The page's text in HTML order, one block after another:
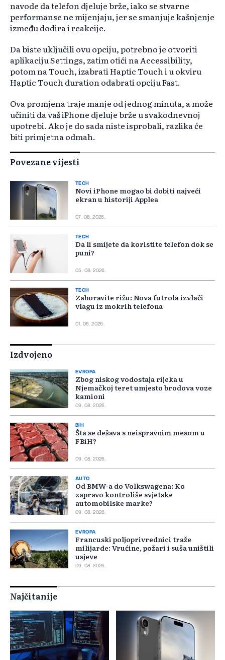
navode da telefon djeluje brže, iako se stvarne
performanse ne mijenjaju, jer se smanjuje kašnjenje
između dodira i reakcije.
Da biste uključili ovu opciju, potrebno je otvoriti
aplikaciju Settings, zatim otići na Accessibility,
potom na Touch, izabrati Haptic Touch i u okviru
Haptic Touch duration odabrati opciju Fast.
Ova promjena traje manje od jednog minuta, a može
učiniti da vaš iPhone djeluje brže u svakodnevnoj
upotrebi. Ako je do sada niste isprobali, razlika će
biti primjetna odmah.
Povezane vijesti
TECH
Novi iPhone mogao bi dobiti najveći
ekran u historiji Applea
07. 08. 2026.
TECH
Da li smijete da koristite telefon dok se
puni?
05. 08. 2026.
TECH
Zaboravite rižu: Nova futrola izvlači
vlagu iz mokrih telefona
01. 08. 2026.
Izdvojeno
EVROPA
Zbog niskog vodostaja rijeka u
Njemačkoj teret umjesto brodova voze
kamioni
09. 08. 2026.
BIH
Šta se dešava s neispravnim mesom u
FBiH?
09. 08. 2026.
AUTO
Od BMW-a do Volkswagena: Ko
zapravo kontroliše svjetske
automobilske marke?
09. 08. 2026.
EVROPA
Francuski poljoprivrednici traže
milijarde: Vrućine, požari i suša uništili
usjeve
09. 08. 2026.
Najčitanije